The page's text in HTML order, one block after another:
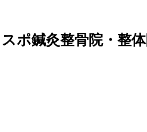
ポ鍼灸整骨院・整